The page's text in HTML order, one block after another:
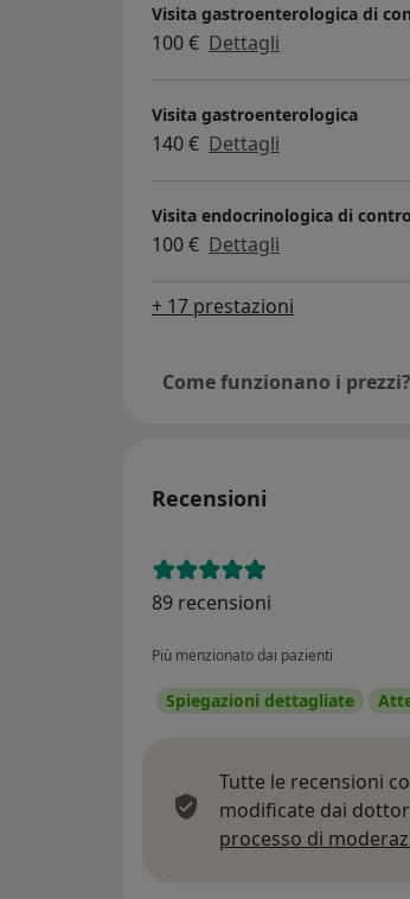
Visita gastroenterologica di
100 € Dettagli
Visita gastroenterologica
140 € Dettagli
Visita endocrinologica di
100 € Dettagli
+ 17 prestazioni
Come funzionano i prezzi?
Recensioni
89 recensioni
Più menzionato dai pazienti
Spiegazioni dettagliate
Tutte le recensioni
modificate dai
processo di